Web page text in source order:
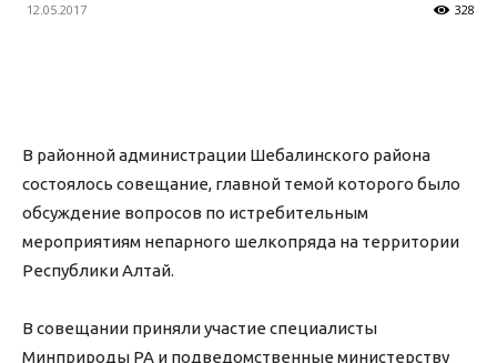
12.05.2017 328
В районной администрации Шебалинского района
состоялось совещание, главной темой которого было
обсуждение вопросов по истребительным
мероприятиям непарного шелкопряда на территории
Республики Алтай.
В совещании приняли участие специалисты
Минприроды РА и подведомственные министерству